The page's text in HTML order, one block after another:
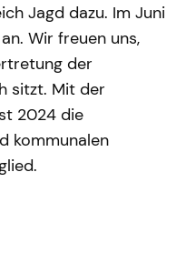
Jagd dazu. Im Juni
Wir freuen uns,
der
sitzt. Mit der
2024 die
kommunalen